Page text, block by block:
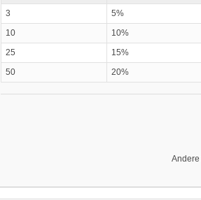
3
5%
10
10%
25
15%
50
20%
Andere